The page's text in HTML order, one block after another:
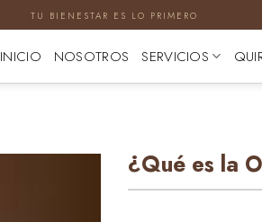
TU BIENESTAR ES LO PRIMERO
INICIO NOSOTROS SERVICIOS
¿Qué es la